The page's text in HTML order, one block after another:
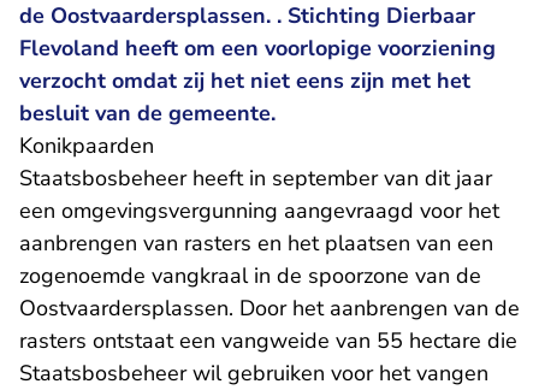
de Oostvaardersplassen. . Stichting Dierbaar
Flevoland heeft om een voorlopige voorziening
verzocht omdat zij het niet eens zijn met het
besluit van de gemeente.
Konikpaarden
Staatsbosbeheer heeft in september van dit jaar
een omgevingsvergunning aangevraagd voor het
aanbrengen van rasters en het plaatsen van een
zogenoemde vangkraal in de spoorzone van de
Oostvaardersplassen. Door het aanbrengen van de
rasters ontstaat een vangweide van 55 hectare die
Staatsbosbeheer wil gebruiken voor het vangen